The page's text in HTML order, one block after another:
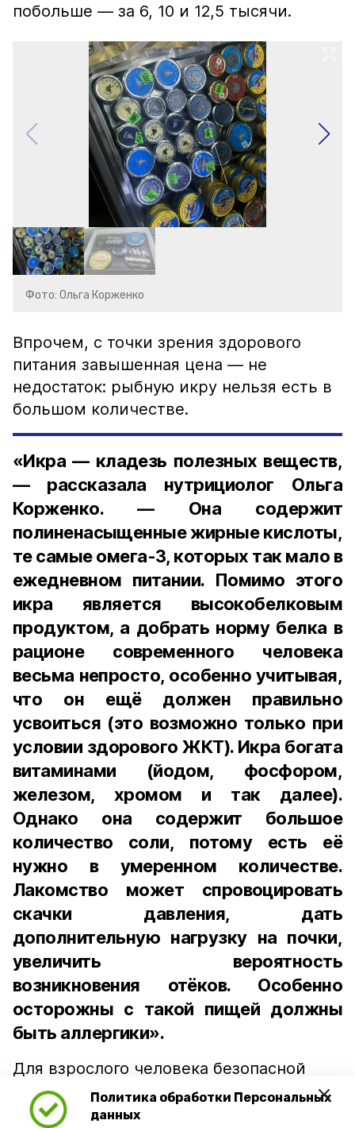
Политика обработки Персональных
данных
побольше — за 6, 10 и 12,5 тысячи.
Фото: Ольга Корженко
Впрочем, с точки зрения здорового
питания завышенная цена — не
недостаток: рыбную икру нельзя есть в
большом количестве.
«Икра — кладезь полезных веществ,
— рассказала нутрициолог Ольга
Корженко. — Она содержит
полиненасыщенные жирные кислоты,
те самые омега-3, которых так мало в
ежедневном питании. Помимо этого
икра является высокобелковым
продуктом, а добрать норму белка в
рационе современного человека
весьма непросто, особенно учитывая,
что он ещё должен правильно
усвоиться (это возможно только при
условии здорового ЖКТ). Икра богата
витаминами (йодом, фосфором,
железом, хромом и так далее).
Однако она содержит большое
количество соли, потому есть её
нужно в умеренном количестве.
Лакомство может спровоцировать
скачки давления, дать
дополнительную нагрузку на почки,
увеличить вероятность
возникновения отёков. Особенно
осторожны с такой пищей должны
быть аллергики».
Для взрослого человека безопасной
порцией икры считается 30-50 граммов
(2-3 ложки). При этом следует обратить